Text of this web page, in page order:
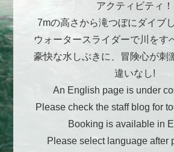
アクティビティ！
7mの高さから滝つぼにダイブ
ウォータースライダーで川をす
豪快な水しぶきに、冒険心が刺
違いなし!
An English page is under
Please check the staff blog for
Booking is available in
Please select language after